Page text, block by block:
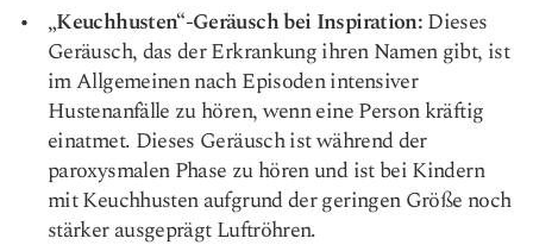
„Keuchhusten“-Geräusch bei Inspiration:Dieses
Geräusch, das der Erkrankung ihren Namen gibt, ist
im Allgemeinen nach Episoden intensiver
Hustenanfälle zu hören, wenn eine Person kräftig
einatmet. Dieses Geräusch ist während der
paroxysmalen Phase zu hören und ist bei Kindern
mit Keuchhusten aufgrund der geringen Größe noch
stärker ausgeprägt Luftröhren.